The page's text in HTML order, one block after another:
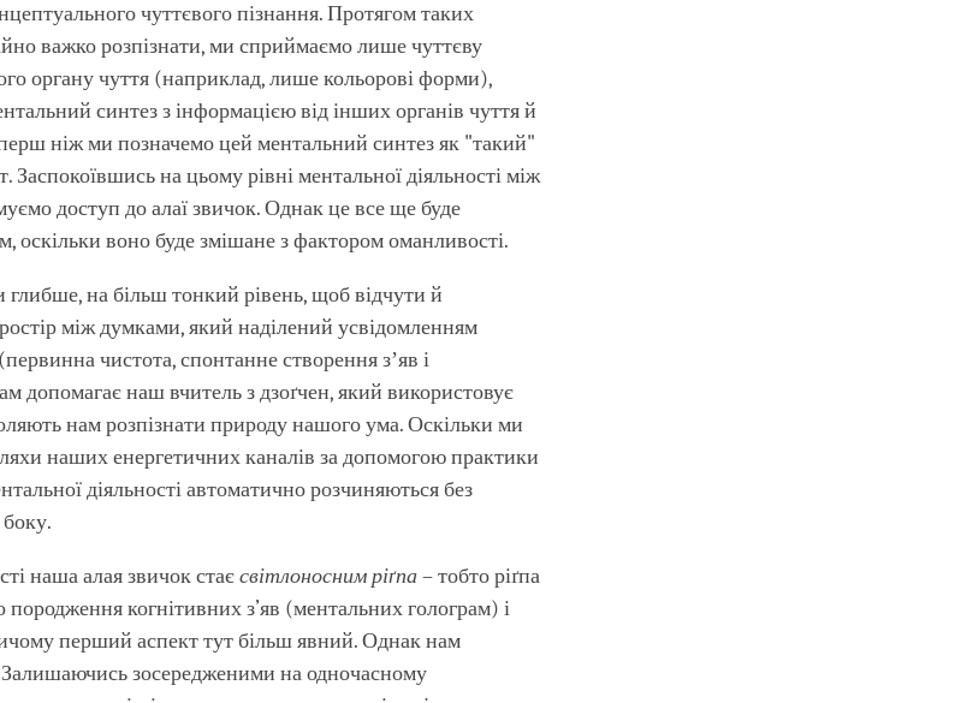
чуттєвого пізнання. Протягом таких
важко розпізнати, ми сприймаємо лише чуттєву
органу чуття (наприклад, лише кольорові форми),
синтез з інформацією від інших органів чуття й
ніж ми позначемо цей ментальний синтез як "такий"
на цьому рівні ментальної діяльності між
доступ до алаї звичок. Однак це все ще буде
оскільки воно буде змішане з фактором оманливості.
на більш тонкий рівень, щоб відчути й
між думками, який наділений усвідомленням
чистота, спонтанне створення зʼяв і
допомагає наш вчитель з дзоґчен, який використовує
нам розпізнати природу нашого ума. Оскільки ми
наших енергетичних каналів за допомогою практики
діяльності автоматично розчиняються без
наша алая звичок стаєсвітлоносним ріґпа– тобто ріґпа
породження когнітивних з’яв (ментальних голограм) і
перший аспект тут більш явний. Однак нам
зосередженими на одночасному